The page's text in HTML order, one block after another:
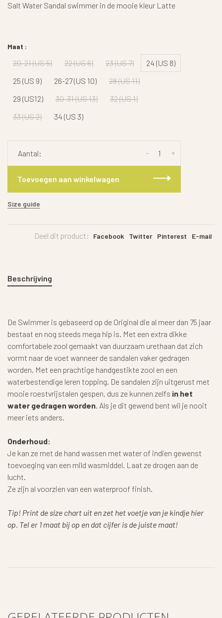
Salt Water Sandal swimmer in de mooie kleur Latte
Maat :
20-21 (US 5) 22 (US 6) 23 (US 7)
24 (US 8)
25 (US 9)
26-27 (US 10)
28 (US 11)
29 (US12)
30-31 (US 13)
32 (US 1)
33 (US 2)
34 (US 3)
Aantal: +
-
Toevoegen aan winkelwagen
Size guide
Deel dit product: Facebook Twitter Pinterest E-mail
Beschrijving
De Swimmer is gebaseerd op de Original die al meer dan 75 jaar
bestaat en nog steeds mega hip is. Met een extra dikke
comfortabele zool gemaakt van duurzaam urethaan dat zich
vormt naar de voet wanneer de sandalen vaker gedragen
worden. Met een prachtige handgestikte zool en een
waterbestendige leren topping. De sandalen zijn uitgerust met
mooie roestvrijstalen gespen, dus ze kunnen zelfs in het
water gedragen worden. Als je dit gewend bent wil je nooit
meer iets anders.
Onderhoud:
Je kan ze met de hand wassen met water of indien gewenst
toevoeging van een mild wasmiddel. Laat ze drogen aan de
lucht.
Ze zijn al voorzien van een waterproof finish.
Tip! Print de size chart uit en zet het voetje van je kindje hier
op. Tel er 1 maat bij op en dat cijfer is de juiste maat!